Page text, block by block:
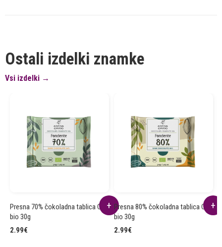
Ostali izdelki znamke
Vsi izdelki →
Presna 70% čokoladna tablica CC
bio 30g
2.99€
Presna 80% čokoladna tablica CC
bio 30g
2.99€